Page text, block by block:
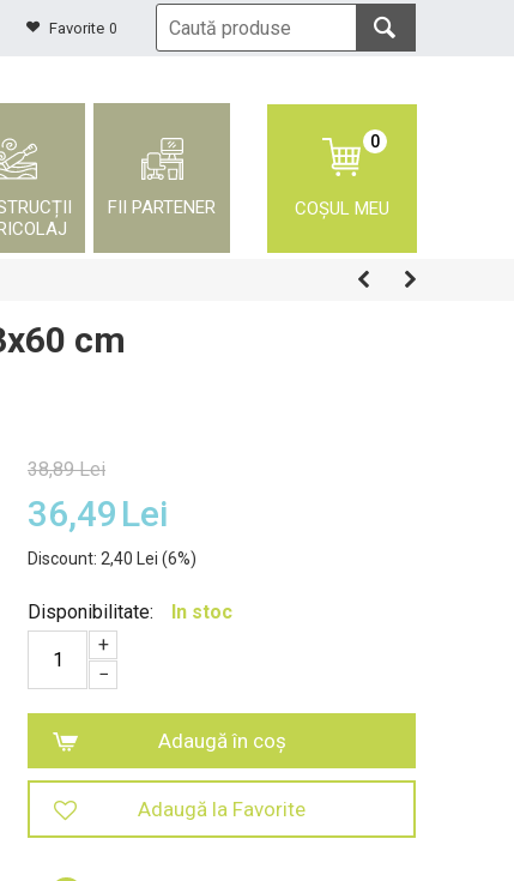
Favorite 0
FII PARTENER
0
COȘUL MEU
cm
38,89 Lei
36,49 Lei
Discount: 2,40 Lei (6%)
Disponibilitate:
In stoc
+
−
Adaugă în coș
Adaugă la Favorite